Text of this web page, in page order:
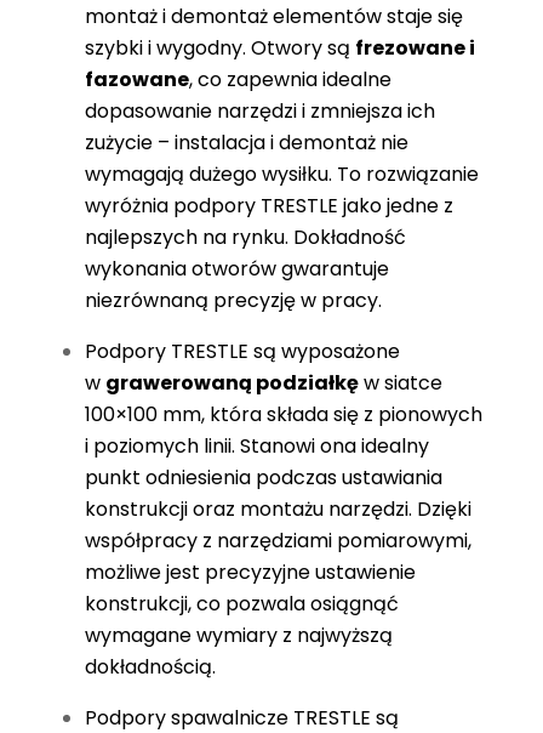
montaż i demontaż elementów staje się
szybki i wygodny. Otwory są frezowane i
fazowane, co zapewnia idealne
dopasowanie narzędzi i zmniejsza ich
zużycie – instalacja i demontaż nie
wymagają dużego wysiłku. To rozwiązanie
wyróżnia podpory TRESTLE jako jedne z
najlepszych na rynku. Dokładność
wykonania otworów gwarantuje
niezrównaną precyzję w pracy.
Podpory TRESTLE są wyposażone
w grawerowaną podziałkęw siatce
100×100 mm, która składa się z pionowych
i poziomych linii. Stanowi ona idealny
punkt odniesienia podczas ustawiania
konstrukcji oraz montażu narzędzi. Dzięki
współpracy z narzędziami pomiarowymi,
możliwe jest precyzyjne ustawienie
konstrukcji, co pozwala osiągnąć
wymagane wymiary z najwyższą
dokładnością.
Podpory spawalnicze TRESTLE są